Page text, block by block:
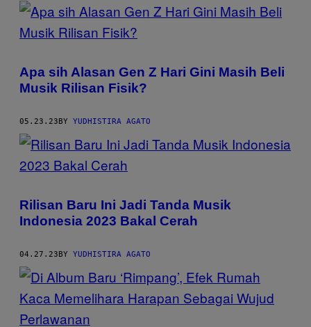
POSTS
BY
THIS
AUTHOR
Apa sih Alasan Gen Z Hari Gini Masih Beli
Musik Rilisan Fisik?
05.23.23BY YUDHISTIRA AGATO
Rilisan Baru Ini Jadi Tanda Musik
Indonesia 2023 Bakal Cerah
04.27.23BY YUDHISTIRA AGATO